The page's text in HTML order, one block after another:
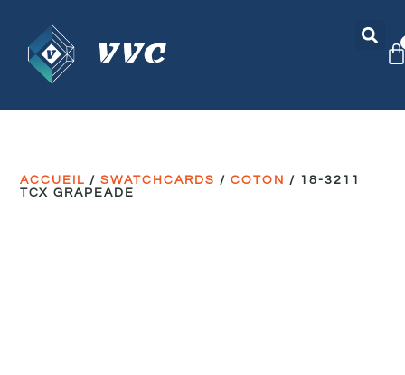
ACCUEIL /SWATCHCARDS /COTON / 18-3211
TCX GRAPEADE